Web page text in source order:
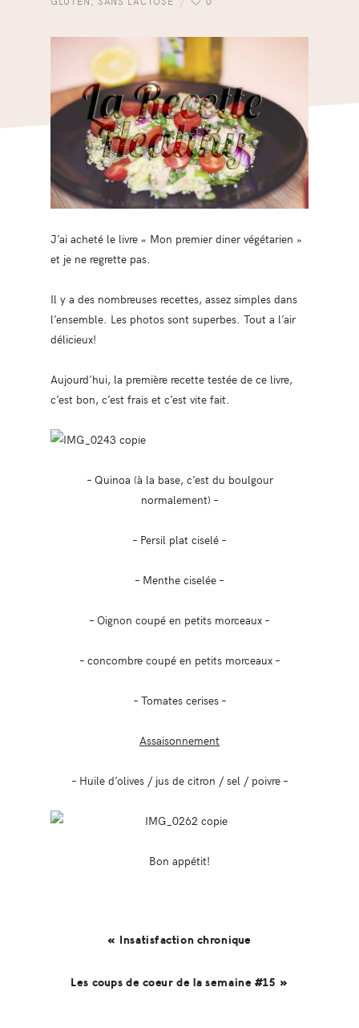
J’ai acheté le livre « Mon premier diner végétarien »
et je ne regrette pas.
Il y a des nombreuses recettes, assez simples dans
l’ensemble. Les photos sont superbes. Tout a l’air
délicieux!
Aujourd’hui, la première recette testée de ce livre,
c’est bon, c’est frais et c’est vite fait.
– Quinoa (à la base, c’est du boulgour
normalement) –
– Persil plat ciselé –
– Menthe ciselée –
– Oignon coupé en petits morceaux –
– concombre coupé en petits morceaux –
– Tomates cerises –
Assaisonnement
– Huile d’olives / jus de citron / sel / poivre –
Bon appétit!
« Insatisfaction chronique
Les coups de coeur de la semaine #15 »